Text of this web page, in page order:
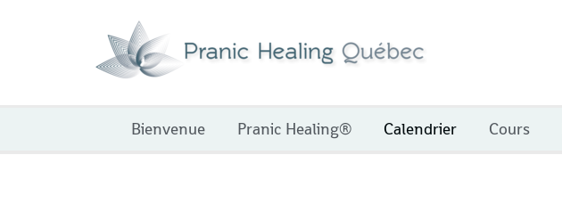
Bienvenue Pranic Healing® Calendrier Cours